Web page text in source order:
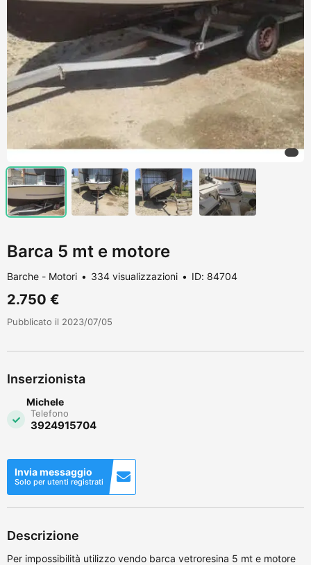
Barca 5 mt e motore
Barche - Motori 334 visualizzazioni ID: 84704
2.750 €
Pubblicato il 2023/07/05
Inserzionista
Michele
Telefono
3924915704
Invia messaggio
Solo per utenti registrati
Descrizione
Per impossibilità utilizzo vendo barca vetroresina 5 mt e motore